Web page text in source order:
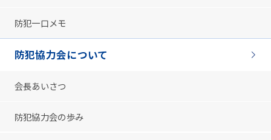
防犯一口メモ
防犯協力会について
会長あいさつ
防犯協力会の歩み